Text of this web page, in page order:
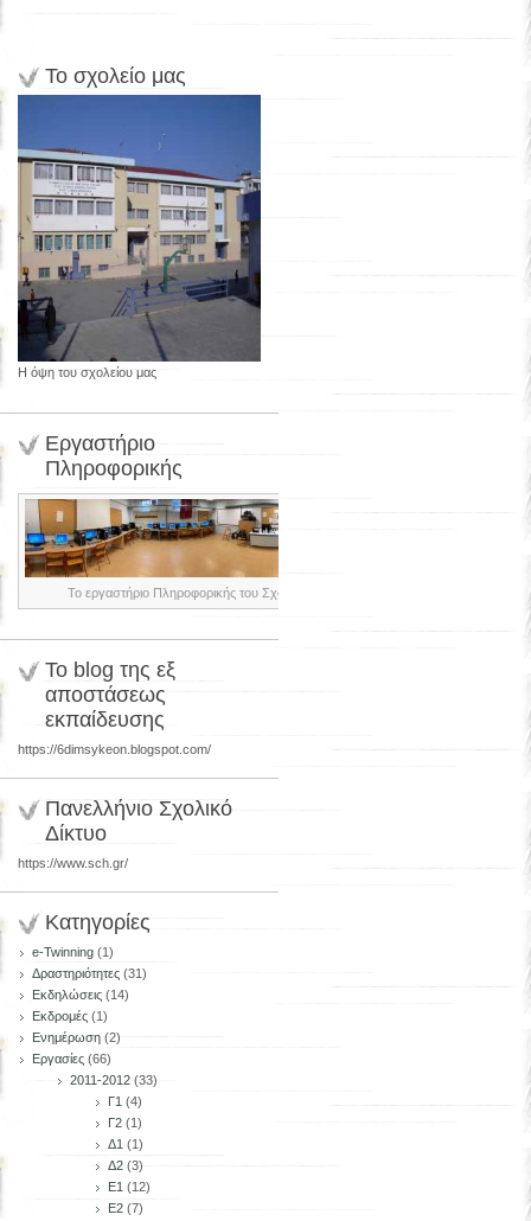
Το σχολείο μας
Η όψη του σχολείου μας
Εργαστήριο
Πληροφορικής
Το εργαστήριο Πληροφορικής του Σχολείου μας
Το blog της εξ
αποστάσεως
εκπαίδευσης
https://6dimsykeon.blogspot.com/
Πανελλήνιο Σχολικό
Δίκτυο
https://www.sch.gr/
Κατηγορίες
e-Twinning (1)
Δραστηριότητες (31)
Εκδηλώσεις (14)
Εκδρομές (1)
Ενημέρωση (2)
Εργασίες (66)
2011-2012 (33)
Γ1 (4)
Γ2 (1)
Δ1 (1)
Δ2 (3)
Ε1 (12)
Ε2 (7)